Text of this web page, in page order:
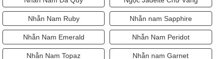
Nhẫn Nam Ruby Nhẫn nam Sapphire
Nhẫn Nam Emerald Nhẫn Nam Peridot
Nhẫn Nam Topaz Nhẫn nam Garnet